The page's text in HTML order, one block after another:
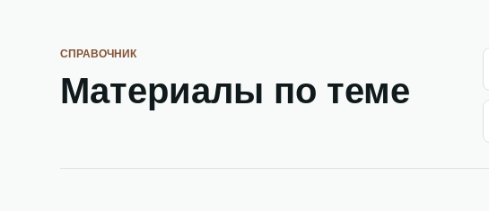
СПРАВОЧНИК
Материалы по теме